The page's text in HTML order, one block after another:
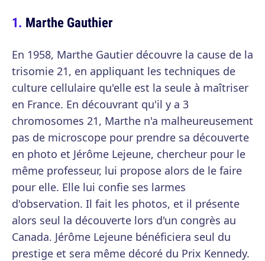
Marthe Gauthier
En 1958, Marthe Gautier découvre la cause de la
trisomie 21, en appliquant les techniques de
culture cellulaire qu'elle est la seule à maîtriser
en France. En découvrant qu'il y a 3
chromosomes 21, Marthe n'a malheureusement
pas de microscope pour prendre sa découverte
en photo et Jérôme Lejeune, chercheur pour le
même professeur, lui propose alors de le faire
pour elle. Elle lui confie ses larmes
d'observation. Il fait les photos, et il présente
alors seul la découverte lors d'un congrès au
Canada. Jérôme Lejeune bénéficiera seul du
prestige et sera même décoré du Prix Kennedy.